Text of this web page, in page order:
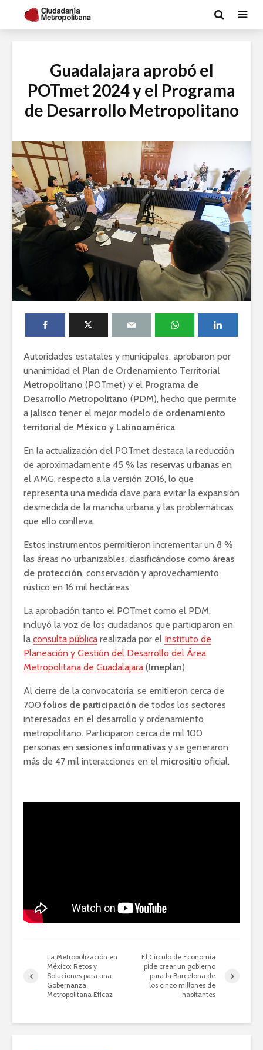
Guadalajara aprobó el
POTmet 2024 y el Programa
de Desarrollo Metropolitano
Autoridades estatales y municipales, aprobaron por
unanimidad el Plan de Ordenamiento Territorial
Metropolitano (POTmet) y el Programa de
Desarrollo Metropolitano (PDM), hecho que permite
a Jalisco tener el mejor modelo de ordenamiento
territorial de México y Latinoamérica.
En la actualización del POTmet destaca la reducción
de aproximadamente 45 % las reservas urbanas en
el AMG, respecto a la versión 2016, lo que
representa una medida clave para evitar la expansión
desmedida de la mancha urbana y las problemáticas
que ello conlleva.
Estos instrumentos permitieron incrementar un 8 %
las áreas no urbanizables, clasificándose como áreas
de protección, conservación y aprovechamiento
rústico en 16 mil hectáreas.
La aprobación tanto el POTmet como el PDM,
incluyó la voz de los ciudadanos que participaron en
la consulta pública realizada por el Instituto de
Planeación y Gestión del Desarrollo del Área
Metropolitana de Guadalajara (Imeplan).
Al cierre de la convocatoria, se emitieron cerca de
700 folios de participación de todos los sectores
interesados en el desarrollo y ordenamiento
metropolitano. Participaron cerca de mil 100
personas en sesiones informativas y se generaron
más de 47 mil interacciones en el micrositio oficial.
La Metropolización en
México: Retos y
Soluciones para una
Gobernanza
Metropolitana Eficaz
El Círculo de Economía
pide crear un gobierno
para la Barcelona de
los cinco millones de
habitantes